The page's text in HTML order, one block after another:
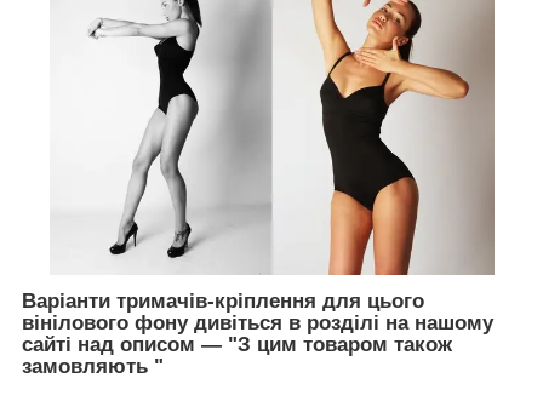
Варіанти тримачів-кріплення для цього
вінілового фону дивіться в розділі на нашому
сайті над описом — "З цим товаром також
замовляють "